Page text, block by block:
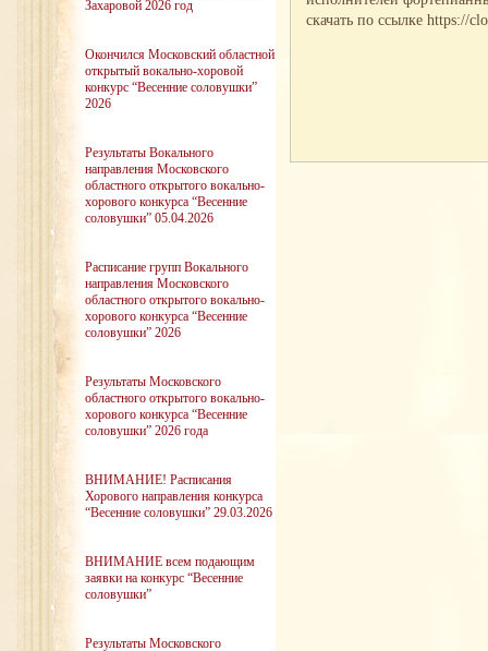
Захаровой 2026 год
Окончился Московский областной
открытый вокально-хоровой
конкурс “Весенние соловушки”
2026
Результаты Вокального
направления Московского
областного открытого вокально-
хорового конкурса “Весенние
соловушки” 05.04.2026
Расписание групп Вокального
направления Московского
областного открытого вокально-
хорового конкурса “Весенние
соловушки” 2026
Результаты Московского
областного открытого вокально-
хорового конкурса “Весенние
соловушки” 2026 года
ВНИМАНИЕ! Расписания
Хорового направления конкурса
“Весенние соловушки” 29.03.2026
ВНИМАНИЕ всем подающим
заявки на конкурс “Весенние
соловушки”
Результаты Московского
скачать по ссылке https://